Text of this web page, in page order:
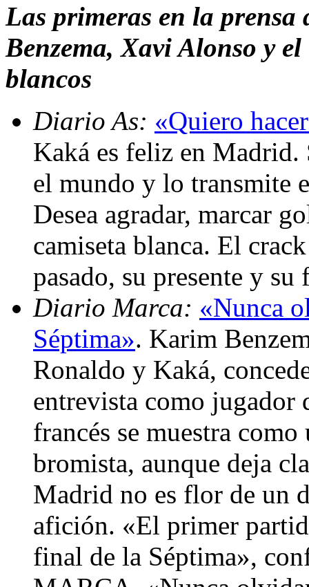
Las primeras en la
Benzema, Xavi Alonso y
blancos
Diario As: «Quiero
Kaká es feliz en Madrid.
el mundo y lo transmite
Desea agradar, marcar
camiseta blanca. El
pasado, su presente y
Diario Marca: «Nunca
Séptima». Karim
Ronaldo y Kaká,
entrevista como
francés se muestra
bromista, aunque deja
Madrid no es flor de un
afición. «El primer
final de la Séptima»,